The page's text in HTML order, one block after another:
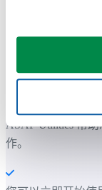
许多 Excel 用户希
节省 Excel
ASAP Utilities 帮
作。